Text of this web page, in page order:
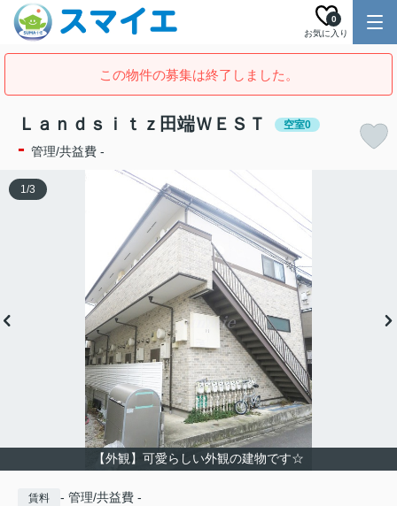
お気に入り
0
この物件の募集は終了しました。
Ｌａｎｄｓｉｔｚ田端ＷＥＳＴ 空室0
- 管理/共益費 -
【外観】可愛らしい外観の建物です☆
1/3
賃料 - 管理/共益費 -